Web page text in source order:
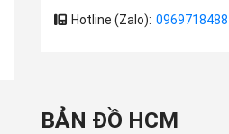
Hotline (Zalo): 0969718488
BẢN ĐỒ HCM